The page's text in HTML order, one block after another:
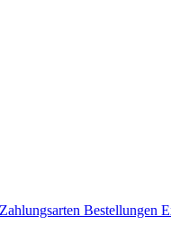
Zahlungsarten Bestellungen